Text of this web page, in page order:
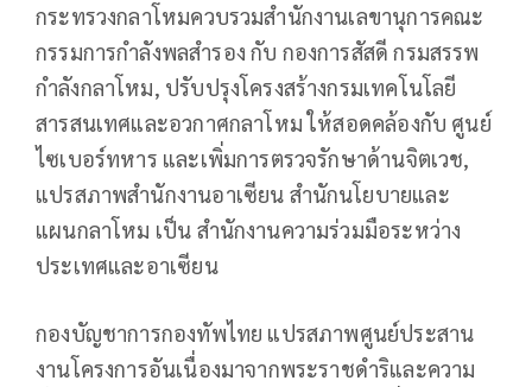
กระทรวงกลาโหมควบรวมสำนักงานเลขานุการคณะ
กรรมการกำลังพลสำรอง กับ กองการสัสดี กรมสรรพ
กำลังกลาโหม, ปรับปรุงโครงสร้างกรมเทคโนโลยี
สารสนเทศและอวกาศกลาโหม ให้สอดคล้องกับ ศูนย์
ไซเบอร์ทหาร และเพิ่มการตรวจรักษาด้านจิตเวช,
แปรสภาพสำนักงานอาเซียน สำนักนโยบายและ
แผนกลาโหม เป็น สำนักงานความร่วมมือระหว่าง
ประเทศและอาเซียน
กองบัญชาการกองทัพไทย แปรสภาพศูนย์ประสาน
งานโครงการอันเนื่องมาจากพระราชดำริและความ